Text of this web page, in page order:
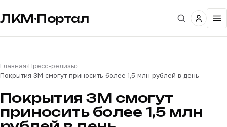
ЛКМ·Портал
Главная›Пресс-релизы›
Покрытия ЗМ смогут приносить более 1,5 млн рублей в день
Покрытия ЗМ смогут
приносить более 1,5 млн